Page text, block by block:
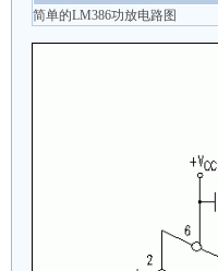
简单的LM386功放电路图